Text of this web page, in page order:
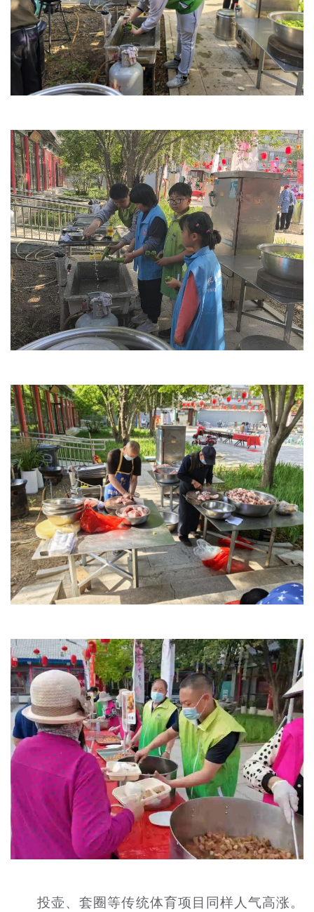
投壶、套圈等传统体育项目同样人气高涨。